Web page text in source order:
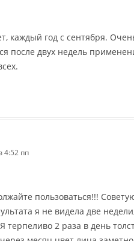
каждый год с сентября.
после двух недель
4:52 пп
пользоваться!!!
я не видела две
терпеливо 2 раза в день